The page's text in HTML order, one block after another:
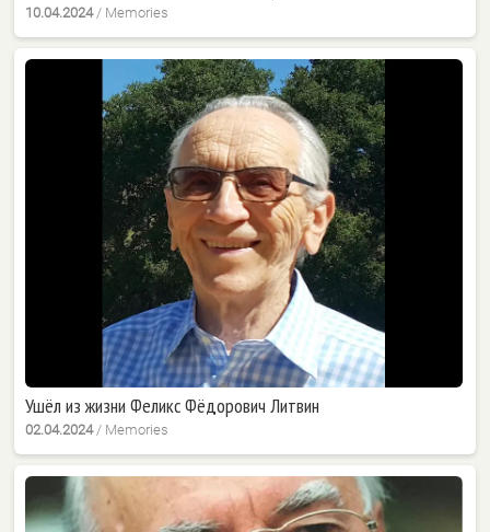
10.04.2024/ Memories
Ушёл из жизни Феликс Фёдорович Литвин
02.04.2024/ Memories